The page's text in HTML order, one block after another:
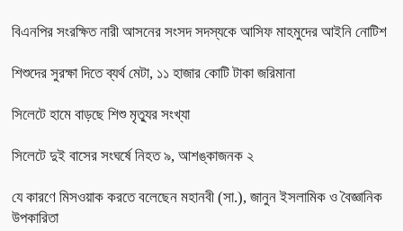
বিএনপির সংরক্ষিত নারী আসনের সংসদ সদস্যকে আসিফ মাহমুদের আইনি নোটিশ
শিশুদের সুরক্ষা দিতে ব্যর্থ মেটা, ১১ হাজার কোটি টাকা জরিমানা
সিলেটে হামে বাড়ছে শিশু মৃত্যুর সংখ্যা
সিলেটে দুই বাসের সংঘর্ষে নিহত ৯, আশঙ্কাজনক ২
যে কারণে মিসওয়াক করতে বলেছেন মহানবী (সা.), জানুন ইসলামিক ও বৈজ্ঞানিক
উপকারিতা